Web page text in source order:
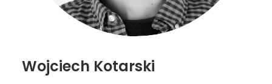
Wojciech Kotarski